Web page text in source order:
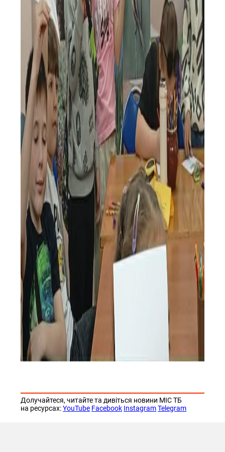
Долучайтеся, читайте та дивіться новини МІС ТБ
на ресурсах:YouTube Facebook Instagram Telegram